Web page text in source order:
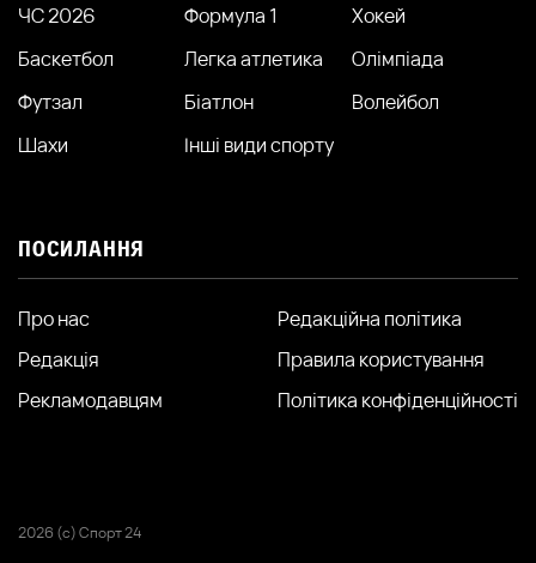
ЧС 2026
Формула 1
Хокей
Баскетбол
Легка атлетика
Олімпіада
Футзал
Біатлон
Волейбол
Шахи
Інші види спорту
ПОСИЛАННЯ
Про нас
Редакція
Рекламодавцям
Редакційна політика
Правила користування
Політика конфіденційності
2026 (с) Спорт 24